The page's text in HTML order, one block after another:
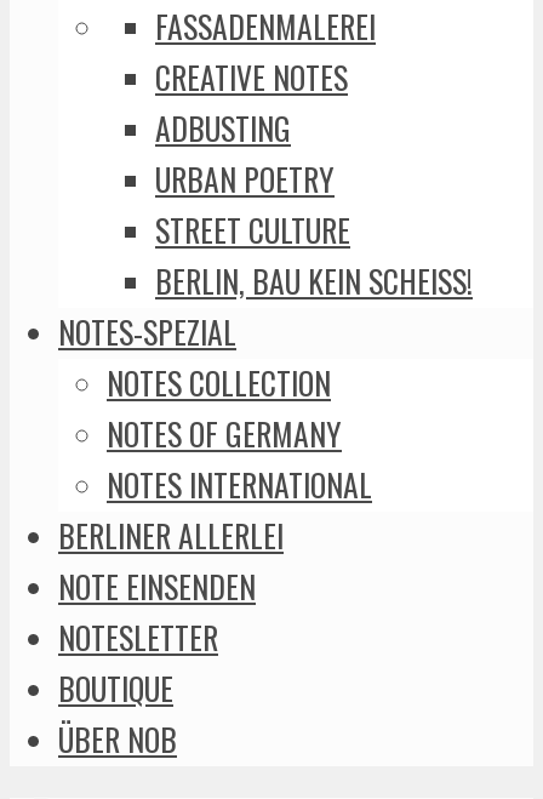
FASSADENMALEREI
CREATIVE NOTES
ADBUSTING
URBAN POETRY
STREET CULTURE
BERLIN, BAU KEIN SCHEISS!
NOTES-SPEZIAL
NOTES COLLECTION
NOTES OF GERMANY
NOTES INTERNATIONAL
BERLINER ALLERLEI
NOTE EINSENDEN
NOTESLETTER
BOUTIQUE
ÜBER NOB